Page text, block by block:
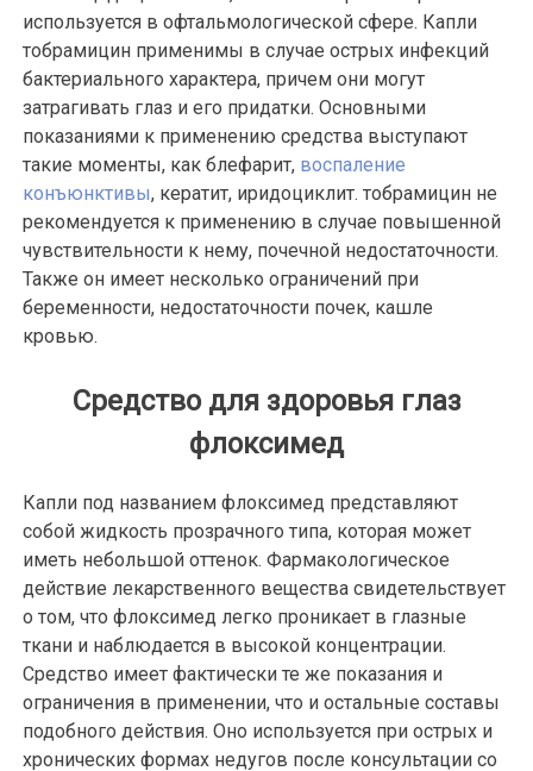
используется в офтальмологической сфере. Капли
тобрамицин применимы в случае острых инфекций
бактериального характера, причем они могут
затрагивать глаз и его придатки. Основными
показаниями к применению средства выступают
такие моменты, как блефарит, воспаление
конъюнктивы, кератит, иридоциклит. тобрамицин не
рекомендуется к применению в случае повышенной
чувствительности к нему, почечной недостаточности.
Также он имеет несколько ограничений при
беременности, недостаточности почек, кашле
кровью.
Средство для здоровья глаз
флоксимед
Капли под названием флоксимед представляют
собой жидкость прозрачного типа, которая может
иметь небольшой оттенок. Фармакологическое
действие лекарственного вещества свидетельствует
о том, что флоксимед легко проникает в глазные
ткани и наблюдается в высокой концентрации.
Средство имеет фактически те же показания и
ограничения в применении, что и остальные составы
подобного действия. Оно используется при острых и
хронических формах недугов после консультации со